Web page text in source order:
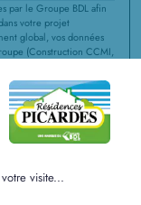
par le Groupe BDL afin
votre projet
global, vos données
(Construction CCMI,
Agence
à l'évolution de votre
d'effacement de vos
de vos données. Vous
au sein du
exercer ces droits
pouvez nous
Si vous estimez,
libertés » ne sont pas
Pour en savoir plus sur